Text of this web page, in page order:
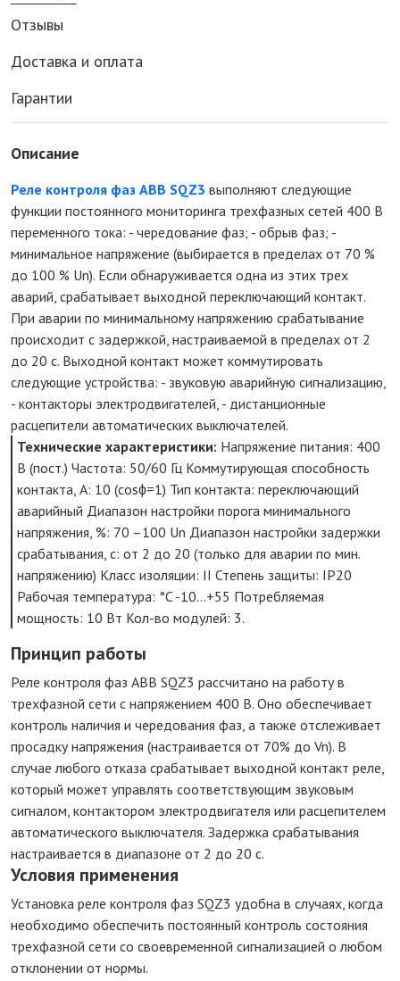
Отзывы
Доставка и оплата
Гарантии
Описание
Реле контроля фаз ABB SQZ3 выполняют следующие
функции постоянного мониторинга трехфазных сетей 400 В
переменного тока: - чередование фаз; - обрыв фаз; -
минимальное напряжение (выбирается в пределах от 70 %
до 100 % Un). Если обнаруживается одна из этих трех
аварий, срабатывает выходной переключающий контакт.
При аварии по минимальному напряжению срабатывание
происходит с задержкой, настраиваемой в пределах от 2
до 20 с. Выходной контакт может коммутировать
следующие устройства: - звуковую аварийную сигнализацию,
- контакторы электродвигателей, - дистанционные
расцепители автоматических выключателей.
Технические характеристики: Напряжение питания: 400
В (пост.) Частота: 50/60 Гц Коммутирующая способность
контакта, А: 10 (cosϕ=1) Тип контакта: переключающий
аварийный Диапазон настройки порога минимального
напряжения, %: 70 –100 Un Диапазон настройки задержки
срабатывания, с: от 2 до 20 (только для аварии по мин.
напряжению) Класс изоляции: II Степень защиты: IP20
Рабочая температура: °C -10…+55 Потребляемая
мощность: 10 Вт Кол-во модулей: 3.
Принцип работы
Реле контроля фаз ABB SQZ3 рассчитано на работу в
трехфазной сети с напряжением 400 В. Оно обеспечивает
контроль наличия и чередования фаз, а также отслеживает
просадку напряжения (настраивается от 70% до Vn). В
случае любого отказа срабатывает выходной контакт реле,
который может управлять соответствующим звуковым
сигналом, контактором электродвигателя или расцепителем
автоматического выключателя. Задержка срабатывания
настраивается в диапазоне от 2 до 20 с.
Условия применения
Установка реле контроля фаз SQZ3 удобна в случаях, когда
необходимо обеспечить постоянный контроль состояния
трехфазной сети со своевременной сигнализацией о любом
отклонении от нормы.